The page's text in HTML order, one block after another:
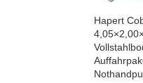
Hapert